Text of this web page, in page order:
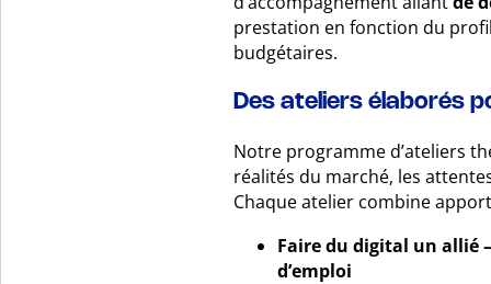
prestation en fonction du
budgétaires.
Des ateliers élaborés
Notre programme d’ateliers
réalités du marché, les
Chaque atelier combine
Faire du digital un allié
d’emploi